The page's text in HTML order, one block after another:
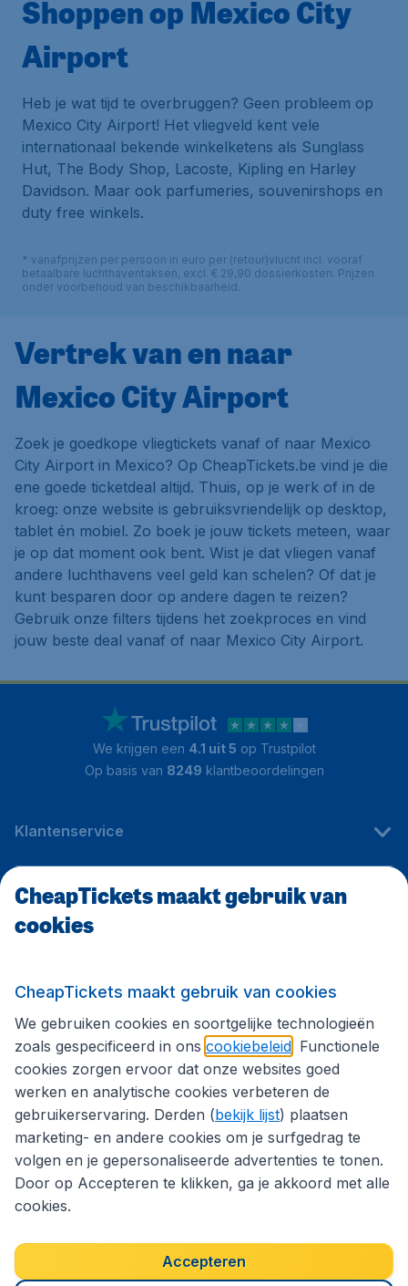
Shoppen op Mexico City
Airport
Heb je wat tijd te overbruggen? Geen probleem op
Mexico City Airport! Het vliegveld kent vele
internationaal bekende winkelketens als Sunglass
Hut, The Body Shop, Lacoste, Kipling en Harley
Davidson. Maar ook parfumeries, souvenirshops en
duty free winkels.
* vanafprijzen per persoon in euro per (retour)vlucht incl. vooraf
betaalbare luchthaventaksen, excl. € 29,90 dossierkosten. Prijzen
onder voorbehoud van beschikbaarheid.
Vertrek van en naar
Mexico City Airport
Zoek je goedkope vliegtickets vanaf of naar Mexico
City Airport in Mexico? Op CheapTickets.be vind je die
ene goede ticketdeal altijd. Thuis, op je werk of in de
kroeg: onze website is gebruiksvriendelijk op desktop,
tablet én mobiel. Zo boek je jouw tickets meteen, waar
je op dat moment ook bent. Wist je dat vliegen vanaf
andere luchthavens veel geld kan schelen? Of dat je
kunt besparen door op andere dagen te reizen?
Gebruik onze filters tijdens het zoekproces en vind
jouw beste deal vanaf of naar Mexico City Airport.
We krijgen een 4.1 uit 5 op Trustpilot
Op basis van 8249 klantbeoordelingen
Klantenservice
CheapTickets.be
Volg CheapTickets.be
Privacybeleid
Copyright © 2026
CheapTickets maakt gebruik van
cookies
CheapTickets maakt gebruik van cookies
We gebruiken cookies en soortgelijke technologieën
zoals gespecificeerd in ons cookiebeleid . Functionele
cookies zorgen ervoor dat onze websites goed
werken en analytische cookies verbeteren de
gebruikerservaring. Derden (bekijk lijst) plaatsen
marketing- en andere cookies om je surfgedrag te
volgen en je gepersonaliseerde advertenties te tonen.
Door op Accepteren te klikken, ga je akkoord met alle
cookies.
Accepteren